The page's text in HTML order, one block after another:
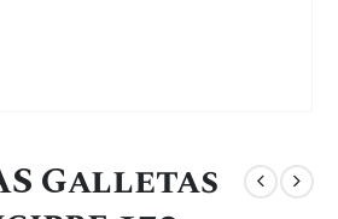
Galletas